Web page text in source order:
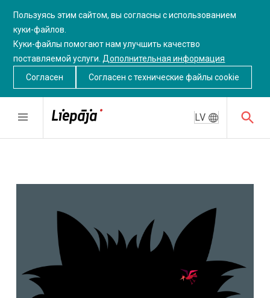
Пользуясь этим сайтом, вы согласны с использованием
куки-файлов.
Куки-файлы помогают нам улучшить качество
поставляемой услуги.Дополнительная информация
Согласен
Согласен c технические файлы cookie
LV